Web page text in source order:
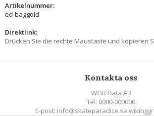
Artikelnummer:
ed-baggold
Direktlink:
Drücken Sie die rechte Maustaste und kopieren
Kontakta oss
WGR Data AB
Tel: 0000-000000
E-post: